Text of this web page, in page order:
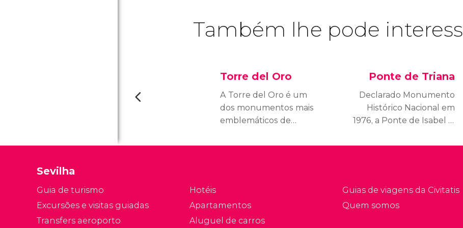
Também lhe pode
Torre del Oro
A Torre del Oro é um
dos monumentos mais
emblemáticos de
construção defensiva
Museu Naval.
Ponte de Triana
Declarado Monumento
Histórico Nacional em
1976, a Ponte de Isabel II,
Ponte de Triana,
encantador bairro de
Sevilha
Guia de turismo
Excursões e visitas guiadas
Transfers aeroporto
Hotéis
Apartamentos
Aluguel de carros
Guias de viagens da Civitatis
Quem somos